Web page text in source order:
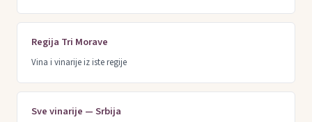
Regija Tri Morave
Vina i vinarije iz iste regije
Sve vinarije — Srbija